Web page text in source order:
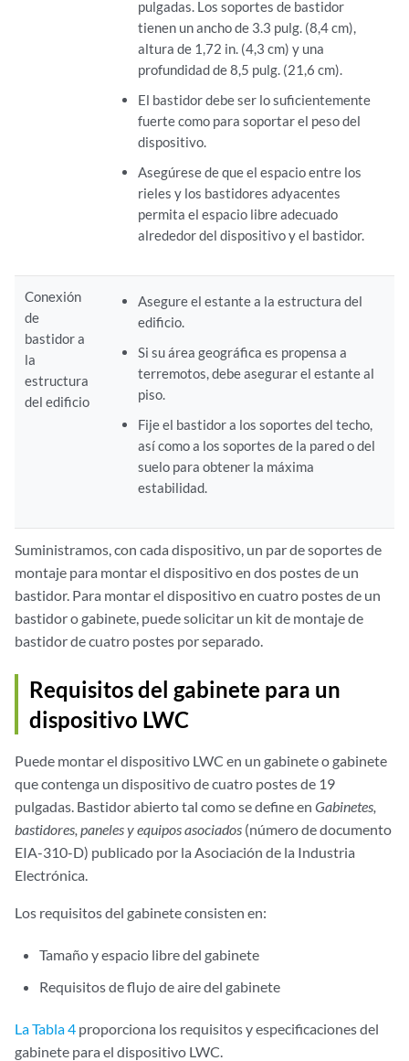
pulgadas. Los soportes de bastidor
tienen un ancho de 3.3 pulg. (8,4 cm),
altura de 1,72 in. (4,3 cm) y una
profundidad de 8,5 pulg. (21,6 cm).
El bastidor debe ser lo suficientemente
fuerte como para soportar el peso del
dispositivo.
Asegúrese de que el espacio entre los
rieles y los bastidores adyacentes
permita el espacio libre adecuado
alrededor del dispositivo y el bastidor.
Conexión
de
bastidor a
la
estructura
del edificio
Asegure el estante a la estructura del
edificio.
Si su área geográfica es propensa a
terremotos, debe asegurar el estante al
piso.
Fije el bastidor a los soportes del techo,
así como a los soportes de la pared o del
suelo para obtener la máxima
estabilidad.
Suministramos, con cada dispositivo, un par de soportes de
montaje para montar el dispositivo en dos postes de un
bastidor. Para montar el dispositivo en cuatro postes de un
bastidor o gabinete, puede solicitar un kit de montaje de
bastidor de cuatro postes por separado.
Requisitos del gabinete para un
dispositivo LWC
Puede montar el dispositivo LWC en un gabinete o gabinete
que contenga un dispositivo de cuatro postes de 19
pulgadas. Bastidor abierto tal como se define en Gabinetes,
bastidores, paneles y equipos asociados (número de documento
EIA-310-D) publicado por la Asociación de la Industria
Electrónica.
Los requisitos del gabinete consisten en:
Tamaño y espacio libre del gabinete
Requisitos de flujo de aire del gabinete
La Tabla 4 proporciona los requisitos y especificaciones del
gabinete para el dispositivo LWC.